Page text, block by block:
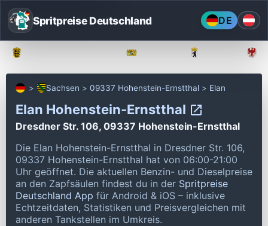
Spritpreise Deutschland DE
Sachsen 09337 Hohenstein-Ernstthal Elan
Elan Hohenstein-Ernstthal
Dresdner Str. 106, 09337 Hohenstein-Ernstthal
Die Elan Hohenstein-Ernstthal in Dresdner Str. 106,
09337 Hohenstein-Ernstthal hat von 06:00-21:00
Uhr geöffnet. Die aktuellen Benzin- und Dieselpreise
an den Zapfsäulen findest du in der Spritpreise
Deutschland App für Android & iOS – inklusive
Echtzeitdaten, Statistiken und Preisvergleichen mit
anderen Tankstellen im Umkreis.